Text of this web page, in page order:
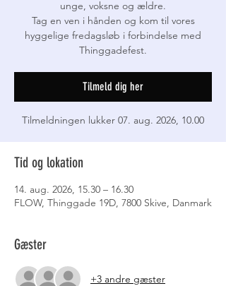
unge, voksne og ældre.
Tag en ven i hånden og kom til vores
hyggelige fredagsløb i forbindelse med
Thinggadefest.
Tilmeld dig her
Tilmeldningen lukker 07. aug. 2026, 10.00
Tid og lokation
14. aug. 2026, 15.30 – 16.30
FLOW, Thinggade 19D, 7800 Skive, Danmark
Gæster
+3 andre gæster